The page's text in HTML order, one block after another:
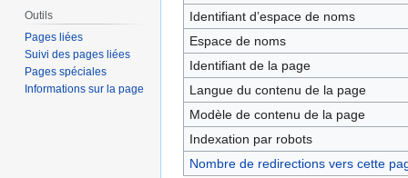
Identifiant dʼespace de noms
Espace de noms
Identifiant de la page
Langue du contenu de la page
Modèle de contenu de la page
Indexation par robots
Nombre de redirections vers cette
Outils
Pages liées
Suivi des pages liées
Pages spéciales
Informations sur la page